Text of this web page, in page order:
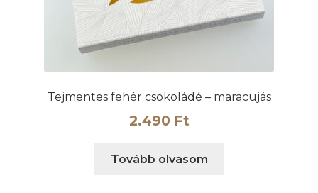
Tejmentes fehér csokoládé – maracujás
2.490 Ft
Tovább olvasom